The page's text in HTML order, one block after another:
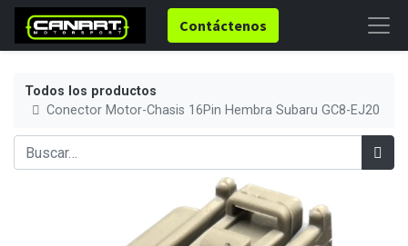
Contáctenos
Todos los productos
Conector Motor-Chasis 16Pin Hembra Subaru GC8-EJ20